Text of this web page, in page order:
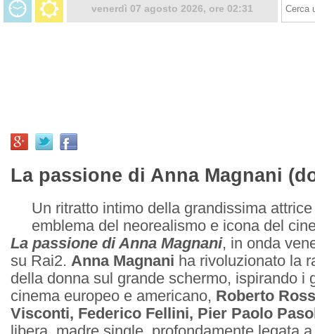
venerdì 07 agosto 2026, ore 02:31
La passione di Anna Magnani
Un ritratto intimo della grandissima
emblema del neorealismo e icona del
La passione di Anna Magnani, in onda
su Rai2. Anna Magnani ha rivoluzionato la
della donna sul grande schermo, ispirando i
cinema europeo e americano, Roberto
Visconti, Federico Fellini, Pier Paolo